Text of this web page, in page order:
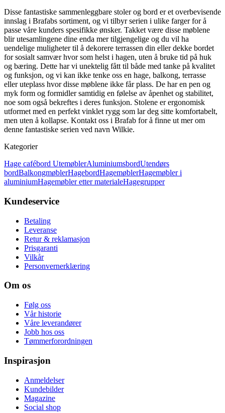
Disse fantastiske sammenleggbare stoler og bord er et overbevisende
innslag i Brafabs sortiment, og vi tilbyr serien i ulike farger for å
passe våre kunders spesifikke ønsker. Takket være disse møblene
blir utesamlingene dine enda mer tilgjengelige og du vil ha
uendelige muligheter til å dekorere terrassen din eller dekke bordet
for sosialt samvær hvor som helst i hagen, uten å bruke tid på huk
og bæring. Dette har vi unektelig fått til både med tanke på kvalitet
og funksjon, og vi kan ikke tenke oss en hage, balkong, terrasse
eller uteplass hvor disse møblene ikke får plass. De har en pen og
myk form og formidler samtidig en følelse av åpenhet og stabilitet,
noe som også bekreftes i deres funksjon. Stolene er ergonomisk
utformet med en perfekt vinklet rygg som lar deg sitte komfortabelt,
men uten å kollapse. Kontakt oss i Brafab for å finne ut mer om
denne fantastiske serien ved navn Wilkie.
Kategorier
Hage cafébord UtemøblerAluminiumsbordUtendørs
bordBalkongmøblerHagebordHagemøblerHagemøbler i
aluminiumHagemøbler etter materialeHagegrupper
Kundeservice
Betaling
Leveranse
Retur & reklamasjon
Prisgaranti
Vilkår
Personvernerklæring
Om os
Følg oss
Vår historie
Våre leverandører
Jobb hos oss
Tømmerforordningen
Inspirasjon
Anmeldelser
Kundebilder
Magazine
Social shop